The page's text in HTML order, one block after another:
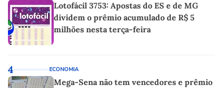
Lotofácil 3753: Apostas do ES e de MG
dividem o prêmio acumulado de R$ 5
milhões nesta terça-feira
4 ECONOMIA
Mega-Sena não tem vencedores e prêmio